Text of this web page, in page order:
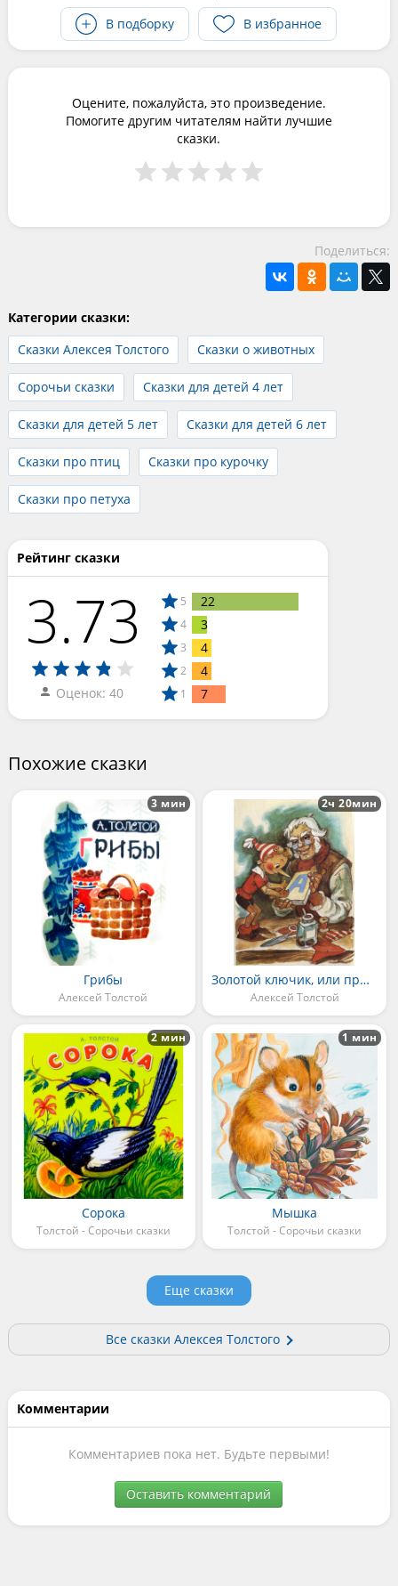
В подборку
В избранное
Оцените, пожалуйста, это произведение.
Помогите другим читателям найти лучшие
сказки.
Поделиться:
Категории сказки:
Сказки Алексея Толстого
Сказки о животных
Сорочьи сказки Сказки для детей 4 лет
Сказки для детей 5 лет Сказки для детей 6 лет
Сказки про птиц Сказки про курочку
Сказки про петуха
Рейтинг сказки
3.73
Оценок: 40
5 22
4 3
3 4
2 4
1 7
Похожие сказки
Грибы
Алексей Толстой
3 мин
Золотой ключик, или приключения Буратино
Алексей Толстой
2ч 20мин
Сорока
Толстой - Сорочьи сказки
2 мин
Мышка
Толстой - Сорочьи сказки
1 мин
Еще сказки
Все сказки Алексея Толстого
Комментарии
Комментариев пока нет. Будьте первыми!
Оставить комментарий